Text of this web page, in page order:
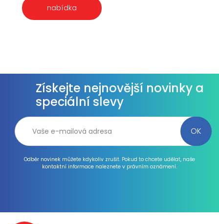
nabídka
Získejte nejnovější novinky a
speciální slevy
Odběr novinek můžete kdykoliv zrušit. Pokud to chcete udělat, naše
kontaktní informace naleznete v právním oznámení.